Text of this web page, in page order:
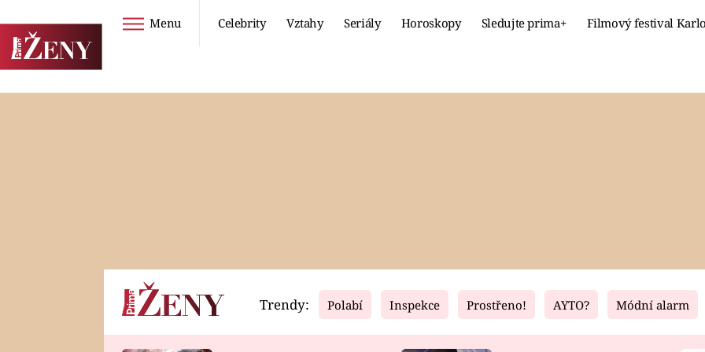
Menu Celebrity Vztahy Seriály Horoskopy Sledujte prima+ Filmový festival
Horoskopy Video Fresh Living
Trendy: Polabí Inspekce Prostřeno! AYTO? Módní alarm